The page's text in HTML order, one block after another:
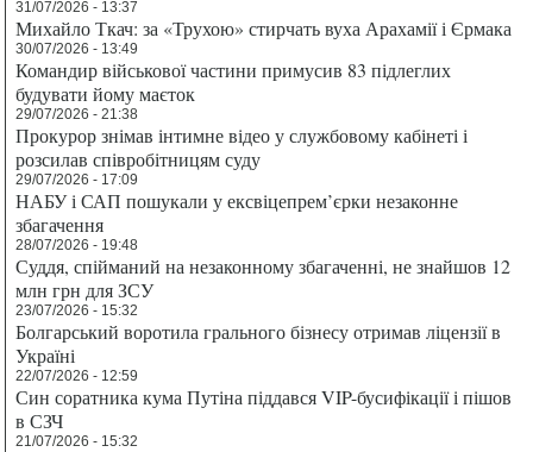
31/07/2026 - 13:37
Михайло Ткач: за «Трухою» стирчать вуха Арахамії і Єрмака
30/07/2026 - 13:49
Командир військової частини примусив 83 підлеглих
будувати йому маєток
29/07/2026 - 21:38
Прокурор знімав інтимне відео у службовому кабінеті і
розсилав співробітницям суду
29/07/2026 - 17:09
НАБУ і САП пошукали у ексвіцепрем’єрки незаконне
збагачення
28/07/2026 - 19:48
Суддя, спійманий на незаконному збагаченні, не знайшов 12
млн грн для ЗСУ
23/07/2026 - 15:32
Болгарський воротила грального бізнесу отримав ліцензії в
Україні
22/07/2026 - 12:59
Син соратника кума Путіна піддався VIP-бусифікації і пішов
в СЗЧ
21/07/2026 - 15:32